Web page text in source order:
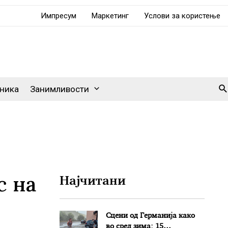
Импресум Маркетинг Услови за користење
Занимливости
на
Најчитани
Сцени од Германија како
во сред зима: 15